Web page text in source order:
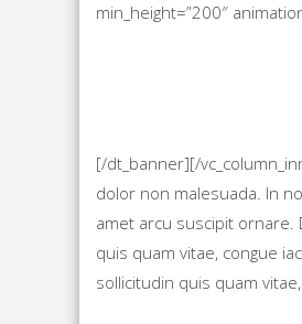
min_height=”200″
[/dt_banner][/
dolor non malesuada. In
amet arcu suscipit ornare.
quis quam vitae, congue
sollicitudin quis quam